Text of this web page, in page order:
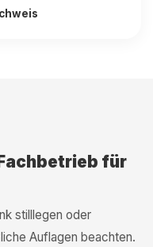
für
stilllegen oder
Auflagen beachten.